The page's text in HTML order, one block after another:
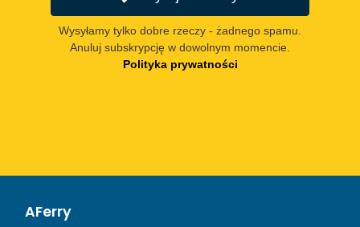
Wysyłamy tylko dobre rzeczy - żadnego spamu.
Anuluj subskrypcję w dowolnym momencie.
Polityka prywatności
AFerry